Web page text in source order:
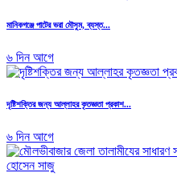
মানিকগঞ্জে পাটের ভরা মৌসুম, ব্যস্ত...
৬ দিন আগে
দৃষ্টিশক্তির জন্য আল্লাহর কৃতজ্ঞতা প্রকাশ...
৬ দিন আগে